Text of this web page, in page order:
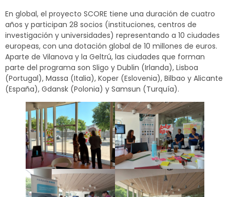
En global, el proyecto SCORE tiene una duración de cuatro
años y participan 28 socios (instituciones, centros de
investigación y universidades) representando a 10 ciudades
europeas, con una dotación global de 10 millones de euros.
Aparte de Vilanova y la Geltrú, las ciudades que forman
parte del programa son Sligo y Dublin (Irlanda), Lisboa
(Portugal), Massa (Italia), Koper (Eslovenia), Bilbao y Alicante
(España), Gdansk (Polonia) y Samsun (Turquía).